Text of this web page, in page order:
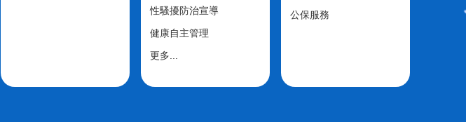
性騷擾防治宣導
健康自主管理
更多...
公保服務